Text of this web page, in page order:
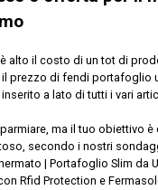
e così via.
Sottile
rivestimento: Pelle
alto il costo di un tot di
il prezzo di fendi portafoglio
a lato di tutti i vari
ma il tuo obiettivo è
secondo i nostri
| Portafoglio Slim da
Rfid Protection e